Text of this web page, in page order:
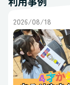
2026/08/18